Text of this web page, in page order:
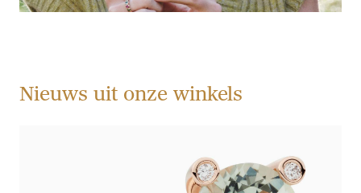
Nieuws uit onze winkels